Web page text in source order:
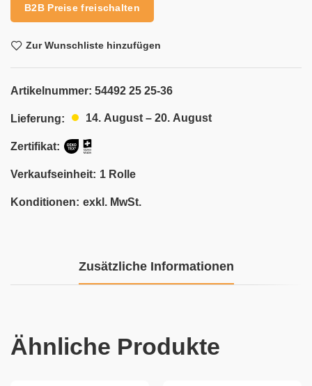
B2B Preise freischalten
Zur Wunschliste hinzufügen
Artikelnummer: 54492 25 25-36
Lieferung: 14. August – 20. August
Zertifikat:
Verkaufseinheit: 1 Rolle
Konditionen: exkl. MwSt.
Zusätzliche Informationen
Ähnliche Produkte